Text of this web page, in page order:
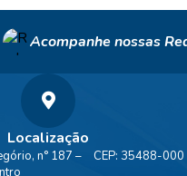
Acompanhe nossas
Localização
n° 187 –
CEP: 35488-000